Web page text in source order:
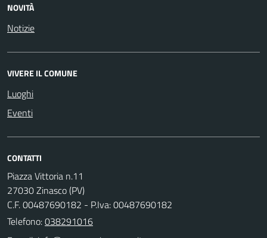
NOVITÀ
Notizie
VIVERE IL COMUNE
Luoghi
Eventi
CONTATTI
Piazza Vittoria n.11
27030 Zinasco (PV)
C.F. 00487690182 - P.Iva: 00487690182
Telefono:038291016